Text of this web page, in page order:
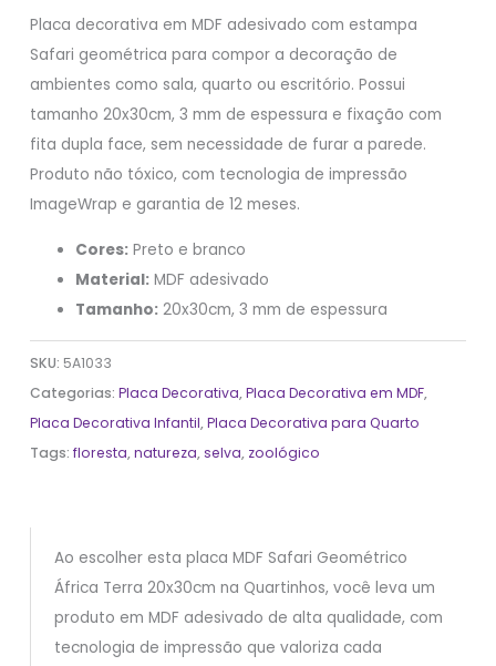
Placa decorativa em MDF adesivado com estampa
Safari geométrica para compor a decoração de
ambientes como sala, quarto ou escritório. Possui
tamanho 20x30cm, 3 mm de espessura e fixação com
fita dupla face, sem necessidade de furar a parede.
Produto não tóxico, com tecnologia de impressão
ImageWrap e garantia de 12 meses.
Cores: Preto e branco
Material: MDF adesivado
Tamanho: 20x30cm, 3 mm de espessura
SKU: 5A1033
Categorias:Placa Decorativa,Placa Decorativa em MDF,
Placa Decorativa Infantil,Placa Decorativa para Quarto
Tags:floresta,natureza,selva, zoológico
Ao escolher esta placa MDF Safari Geométrico
África Terra 20x30cm na Quartinhos, você leva um
produto em MDF adesivado de alta qualidade, com
tecnologia de impressão que valoriza cada